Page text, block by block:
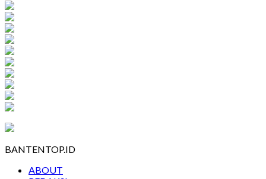
BANTENTOP.ID
ABOUT